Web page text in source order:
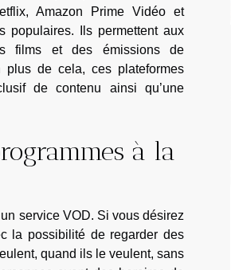
Amazon Prime Vidéo et
populaires. Ils permettent aux
films et des émissions de
de cela, ces plateformes
de contenu ainsi qu’une
à la
service VOD. Si vous désirez
la possibilité de regarder des
quand ils le veulent, sans